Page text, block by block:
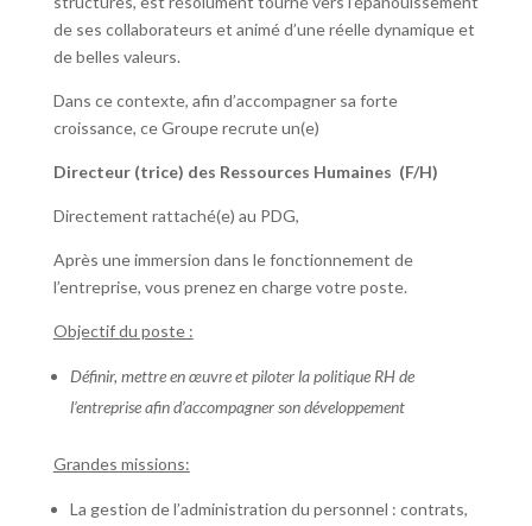
de ses collaborateurs et animé d’une réelle dynamique et
de belles valeurs.
Dans ce contexte, afin d’accompagner sa forte
croissance, ce Groupe recrute un(e)
Directeur (trice) des Ressources Humaines (F/H)
Directement rattaché(e) au PDG,
Après une immersion dans le fonctionnement de
l’entreprise, vous prenez en charge votre poste.
Objectif du poste :
Définir, mettre en œuvre et piloter la politique RH de
l’entreprise afin d’accompagner son développement
Grandes missions:
La gestion de l’administration du personnel : contrats,